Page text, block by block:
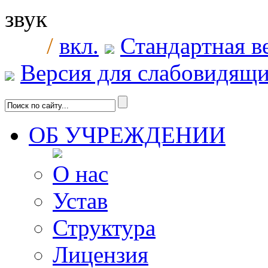
звук
/ вкл.
Стандартная
Версия для
ОБ УЧРЕЖДЕНИИ
О нас
Устав
Структура
Лицензия